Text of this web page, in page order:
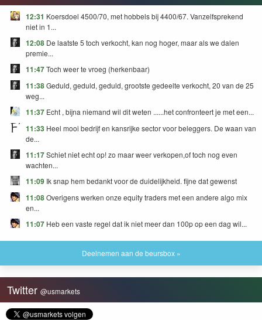
12:31 Koersdoel 4500/70, met hobbels bij 4400/67. Vanzelfsprekend
niet in 1...
12:08 De laatste 5 toch verkocht, kan nog hoger, maar als we dalen
premie...
11:47Toch weer te vroeg (herkenbaar)
11:38Geduld, geduld, geduld, grootste gedeelte verkocht, 20 van de 25
weg...
11:37 Echt , bijna niemand wil dit weten ......het confronteert je met een...
11:33 Heel mooi bedrijf en kansrijke sector voor beleggers. De waan van
de...
11:17Schiet niet echt op! zo maar weer verkopen,of toch nog even
wachten...
11:09 Ik snap hem bedankt voor de duidelijkheid. fijne dat gewenst
11:08Overigens werken onze equity traders met een andere algo mix
en...
11:07 Heb een vaste regel dat ik niet meer dan 100p op een dag wil...
Deelnemen aan de beursbox »
Twitter @usmarkets